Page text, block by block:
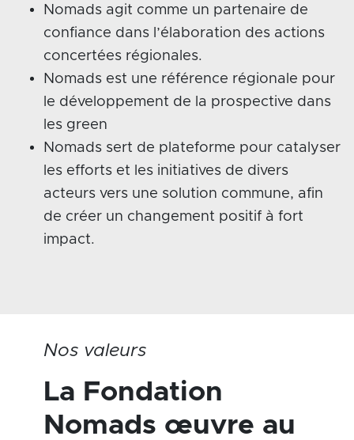
Nomads agit comme un partenaire de
confiance dans l’élaboration des actions
concertées régionales.
Nomads est une référence régionale pour
le développement de la prospective dans
les green
Nomads sert de plateforme pour catalyser
les efforts et les initiatives de divers
acteurs vers une solution commune, afin
de créer un changement positif à fort
impact.
Nos valeurs
La Fondation
Nomads œuvre au